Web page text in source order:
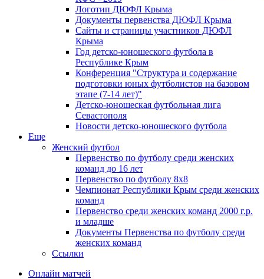
Логотип ДЮФЛ Крыма
Документы первенства ДЮФЛ Крыма
Сайты и страницы участников ДЮФЛ
Крыма
Год детско-юношеского футбола в
Республике Крым
Конференция "Структура и содержание
подготовки юных футболистов на базовом
этапе (7-14 лет)"
Детско-юношеская футбольная лига
Севастополя
Новости детско-юношеского футбола
Еще
Женский футбол
Первенство по футболу среди женских
команд до 16 лет
Первенство по футболу 8х8
Чемпионат Республики Крым среди женских
команд
Первенство среди женских команд 2000 г.р.
и младше
Документы Первенства по футболу среди
женских команд
Ссылки
Онлайн матчей